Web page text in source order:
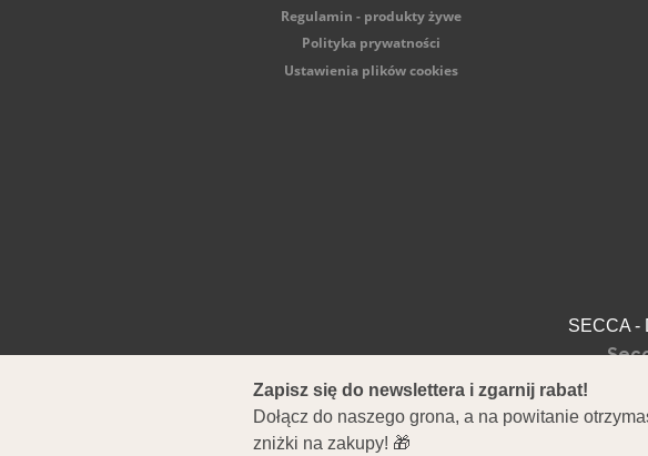
Regulamin - produkty żywe
Polityka prywatności
Ustawienia plików cookies
SECCA -
ul. Ostrowska 557, 61-324 Poznań NIP:
Copyright